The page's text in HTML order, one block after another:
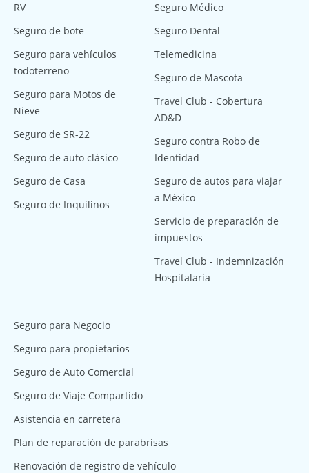
RV
Seguro de bote
Seguro para vehículos
todoterreno
Seguro para Motos de
Nieve
Seguro de SR-22
Seguro de auto clásico
Seguro de Casa
Seguro de Inquilinos
Seguro Médico
Seguro Dental
Telemedicina
Seguro de Mascota
Travel Club - Cobertura
AD&D
Seguro contra Robo de
Identidad
Seguro de autos para viajar
a México
Servicio de preparación de
impuestos
Travel Club - Indemnización
Hospitalaria
Seguro para Negocio
Seguro para propietarios
Seguro de Auto Comercial
Seguro de Viaje Compartido
Asistencia en carretera
Plan de reparación de parabrisas
Renovación de registro de vehículo